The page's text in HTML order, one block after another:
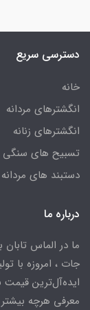
دسترسی سریع
خانه
انگشترهای مردانه
انگشترهای زنانه
تسبیح های سنگی
دستبند های مردانه
درباره ما
ما در الماس تابان
جات ، امروزه با
ایده‌آل‌ترین قیمت
معرفی هرچه